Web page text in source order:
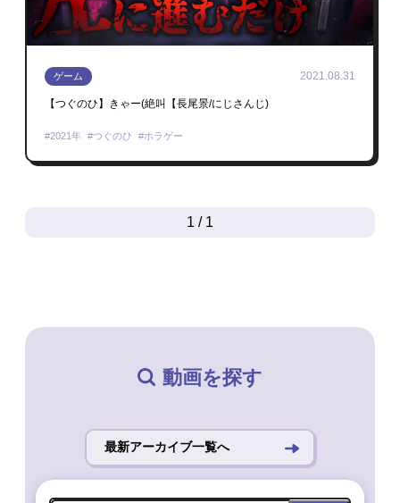
ゲーム 2021.08.31
【つぐのひ】きゃー(絶叫【長尾景/にじさんじ)
2021年 つぐのひ ホラゲー
1 / 1
動画を探す
最新アーカイブ一覧へ